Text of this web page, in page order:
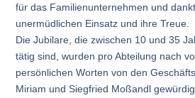
für das Familienunternehmen und
unermüdlichen Einsatz und ihre Treue.
Die Jubilare, die zwischen 10 und 35
tätig sind, wurden pro Abteilung nach
persönlichen Worten von den
Miriam und Siegfried Moßandl